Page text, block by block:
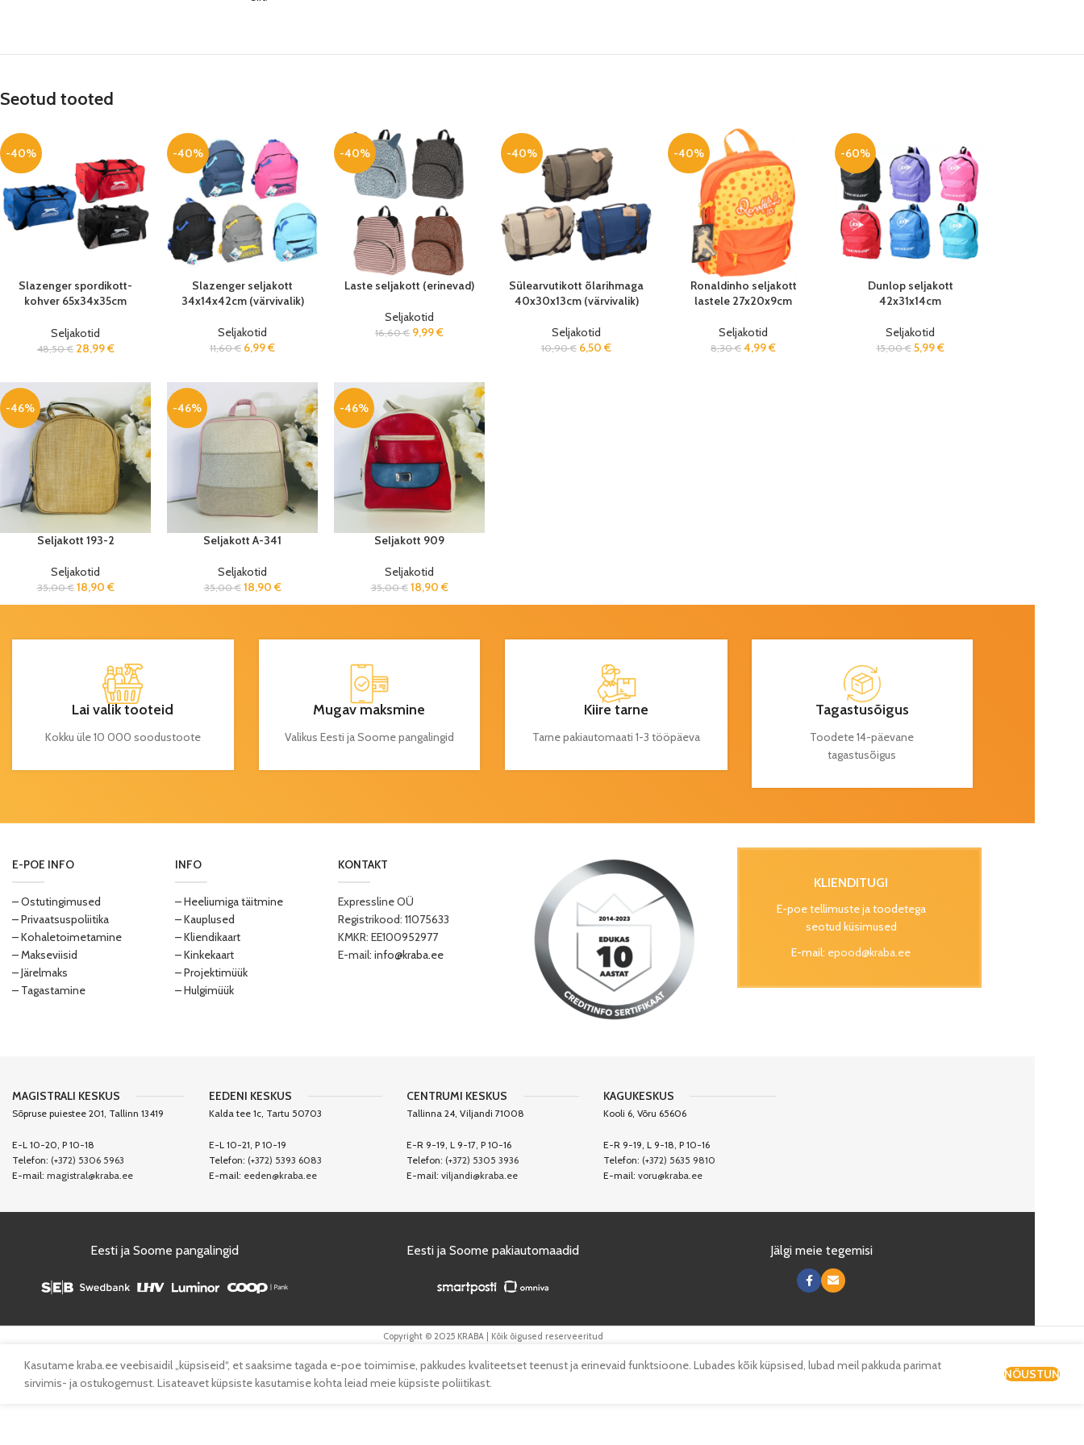
Seotud tooted
-40%
Slazenger spordikott-
kohver 65x34x35cm
Seljakotid
48,50€ 28,99€
-40%
Slazenger seljakott
34x14x42cm (värvivalik)
Seljakotid
11,60€ 6,99€
-40%
Laste seljakott (erinevad)
Seljakotid
16,60€ 9,99€
-40%
Sülearvutikott õlarihmaga
40x30x13cm (värvivalik)
Seljakotid
10,90€ 6,50 €
-40%
Ronaldinho seljakott
lastele 27x20x9cm
Seljakotid
8,30€ 4,99€
-60%
Dunlop seljakott
42x31x14cm
Seljakotid
15,00€ 5,99€
-46%
Seljakott 193-2
Seljakotid
35,00€ 18,90 €
-46%
Seljakott A-341
Seljakotid
35,00€ 18,90 €
-46%
Seljakott 909
Seljakotid
35,00€ 18,90 €
Lai valik tooteid
Kokku üle 10 000 soodustoote
Mugav maksmine
Valikus Eesti ja Soome pangalingid
Kiire tarne
Tarne pakiautomaati 1-3 tööpäeva
Tagastusõigus
Toodete 14-päevane
tagastusõigus
E-POE INFO
– Ostutingimused
– Privaatsuspoliitika
– Kohaletoimetamine
– Makseviisid
– Järelmaks
– Tagastamine
INFO
– Heeliumiga täitmine
– Kauplused
– Kliendikaart
– Kinkekaart
– Projektimüük
– Hulgimüük
KONTAKT
Expressline OÜ
Registrikood: 11075633
KMKR: EE100952977
E-mail: info@kraba.ee
KLIENDITUGI
E-poe tellimuste ja toodetega
seotud küsimused
E-mail: epood@kraba.ee
MAGISTRALI KESKUS
Sõpruse puiestee 201, Tallinn 13419
E-L 10-20, P 10-18
Telefon: (+372) 5306 5963
E-mail: magistral@kraba.ee
EEDENI KESKUS
Kalda tee 1c, Tartu 50703
E-L 10-21, P 10-19
Telefon: (+372) 5393 6083
E-mail: eeden@kraba.ee
CENTRUMI KESKUS
Tallinna 24, Viljandi 71008
E-R 9-19, L 9-17, P 10-16
Telefon: (+372) 5305 3936
E-mail: viljandi@kraba.ee
KAGUKESKUS
Kooli 6, Võru 65606
E-R 9-19, L 9-18, P 10-16
Telefon: (+372) 5635 9810
E-mail:voru@kraba.ee
Eesti ja Soome pangalingid Eesti ja Soome pakiautomaadid Jälgi meie tegemisi
Copyright © 2025 KRABA | Kõik õigused reserveeritud
Kasutame kraba.ee veebisaidil „küpsiseid“, et saaksime tagada e-poe toimimise, pakkudes kvaliteetset teenust ja erinevaid funktsioone. Lubades kõik küpsised, lubad meil pakkuda parimat
sirvimis- ja ostukogemust. Lisateavet küpsiste kasutamise kohta leiad meie küpsiste poliitikast.
NÕUSTUN